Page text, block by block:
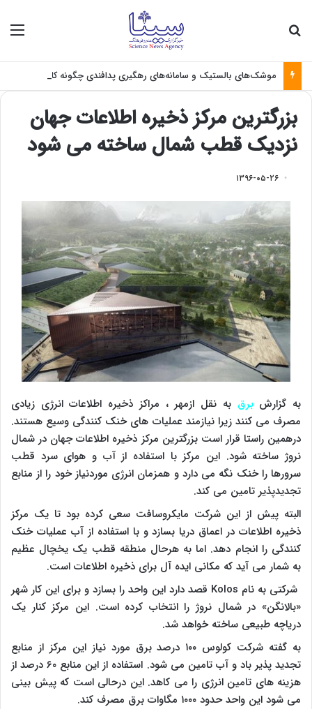
بزرگترین مرکز ذخیره اطلاعات جهان
نزدیک قطب شمال ساخته می شود
۱۳۹۶-۰۵-۲۶
به گزارشبرق به نقل ازمهر ، مراکز ذخیره اطلاعات انرژی زیادی
مصرف می کنند زیرا نیازمند عملیات های خنک کنندگی وسیع هستند.
درهمین راستا قرار است بزرگترین مرکز ذخیره اطلاعات جهان در شمال
نروژ ساخته شود. این مرکز با استفاده از آب و هوای سرد قطب
سرورها را خنک نگه می دارد و همزمان انرژی موردنیاز خود را از منابع
تجدیدپذیر تامین می کند.
البته پیش از این شرکت مایکروسافت سعی کرده بود تا یک مرکز
ذخیره اطلاعات در اعماق دریا بسازد و با استفاده از آب عملیات خنک
کنندگی را انجام دهد. اما به هرحال منطقه قطب یک یخچال عظیم
به شمار می آید که مکانی ایده آل برای ذخیره اطلاعات است.
شرکتی به نام Kolos قصد دارد این واحد را بسازد و برای این کار شهر
«بالانگن» در شمال نروژ را انتخاب کرده است. این مرکز کنار یک
دریاچه طبیعی ساخته خواهد شد.
به گفته شرکت کولوس ۱۰۰ درصد برق مورد نیاز این مرکز از منابع
تجدید پذیر باد و آب تامین می شود. استفاده از این منابع ۶۰ درصد از
هزینه های تامین انرژی را می کاهد. این درحالی است که پیش بینی
می شود این واحد حدود ۱۰۰۰ مگاوات برق مصرف کند.